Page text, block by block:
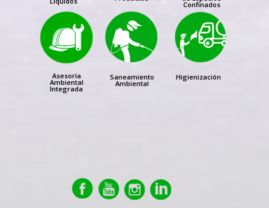
Confinados
Asesoría
Ambiental
Integrada
Saneamiento
Ambiental
Higienización